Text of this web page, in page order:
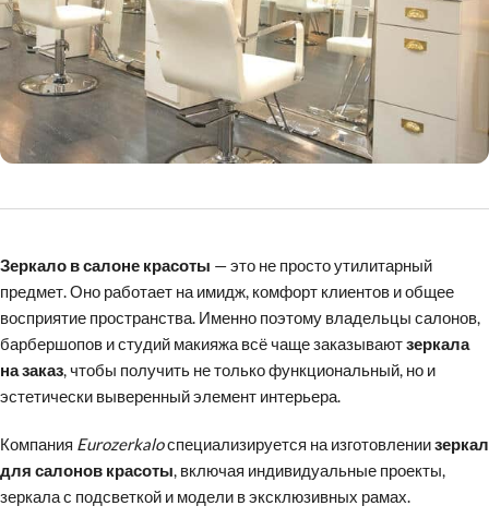
Зеркало в салоне красоты — это не просто утилитарный
предмет. Оно работает на имидж, комфорт клиентов и общее
восприятие пространства. Именно поэтому владельцы салонов,
барбершопов и студий макияжа всё чаще заказываютзеркала
на заказ, чтобы получить не только функциональный, но и
эстетически выверенный элемент интерьера.
Компания Eurozerkaloспециализируется на изготовлениизеркал
для салонов красоты, включая индивидуальные проекты,
зеркала с подсветкой и модели в эксклюзивных рамах.